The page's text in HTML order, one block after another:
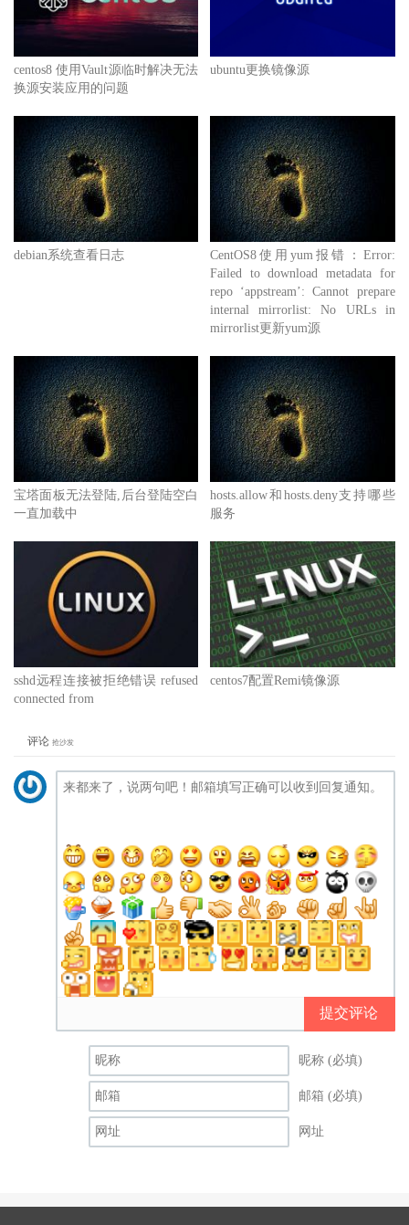
centos8 使用Vault源临时解决无法
换源安装应用的问题
ubuntu更换镜像源
debian系统查看日志
CentOS8使用yum报错：Error:
Failed to download metadata for
repo ‘appstream’: Cannot prepare
internal mirrorlist: No URLs in
mirrorlist更新yum源
宝塔面板无法登陆,后台登陆空白
一直加载中
hosts.allow和hosts.deny支持哪些
服务
sshd远程连接被拒绝错误 refused
connected from
centos7配置Remi镜像源
评论 抢沙发
提交评论
昵称 (必填)
邮箱 (必填)
网址